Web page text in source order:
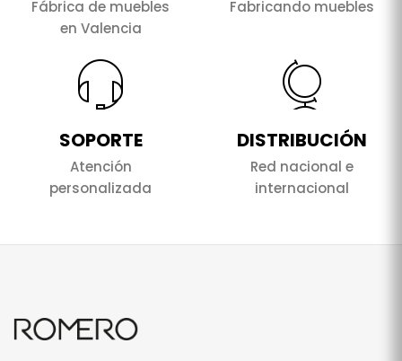
Fábrica de muebles
en Valencia
Fabricando muebles
SOPORTE
Atención
personalizada
DISTRIBUCIÓN
Red nacional e
internacional